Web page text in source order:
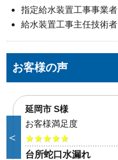
指定給水装置工事事業者
給水装置工事主任技術者
お客様の声
宮崎市K様
お客様満足度
★★★★★
洗面蛇口水漏れ
＜